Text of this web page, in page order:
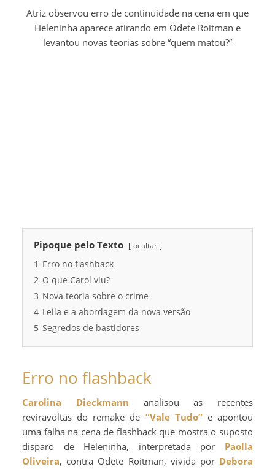
Atriz observou erro de continuidade na cena em que
Heleninha aparece atirando em Odete Roitman e
levantou novas teorias sobre “quem matou?”
Pipoque pelo Texto ocultar
1 Erro no flashback
2 O que Carol viu?
3 Nova teoria sobre o crime
4 Leila e a abordagem da nova versão
5 Segredos de bastidores
Erro no flashback
Carolina Dieckmann analisou as recentes
reviravoltas do remake de “Vale Tudo”e apontou
uma falha na cena de flashback que mostra o suposto
disparo de Heleninha, interpretada por Paolla
Oliveira, contra Odete Roitman, vivida por Debora